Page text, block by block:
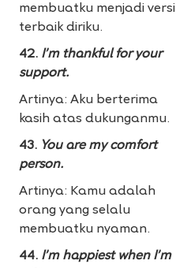
membuatku menjadi versi
terbaik diriku.
42. I’m thankful for your
support.
Artinya: Aku berterima
kasih atas dukunganmu.
43. You are my comfort
person.
Artinya: Kamu adalah
orang yang selalu
membuatku nyaman.
44. I’m happiest when I’m